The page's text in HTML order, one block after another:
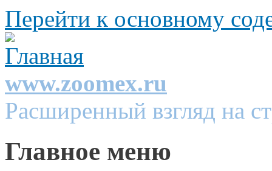
Перейти к основному
www.zoomex.ru
Расширенный взгляд на
Главное меню